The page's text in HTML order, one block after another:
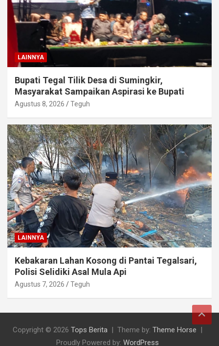
LAINNYA
Bupati Tegal Tilik Desa di Sumingkir,
Masyarakat Sampaikan Aspirasi ke Bupati
Agustus 8, 2026 Teguh
LAINNYA
Kebakaran Lahan Kosong di Pantai Tegalsari,
Polisi Selidiki Asal Mula Api
Agustus 7, 2026 Teguh
Copyright © 2026 Tops Berita Theme by: Theme Horse
Proudly Powered by: WordPress